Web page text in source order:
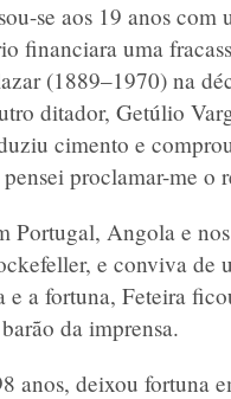
se aos 19 anos
financiara uma
(1889–1970) na
ditador, Getúlio
cimento e
proclamar-me
Portugal, Angola e
e conviva
a fortuna, Feteira
da imprensa.
anos, deixou fortuna